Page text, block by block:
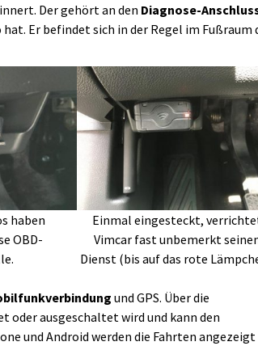
Der gehört an den Diagnose-
Er befindet sich in der Regel im Fußraum
haben
OBD-
Einmal eingesteckt,
Vimcar fast unbemerkt
Dienst (bis auf das rote
und GPS. Über die
ausgeschaltet wird und kann den
und Android werden die Fahrten angezeigt